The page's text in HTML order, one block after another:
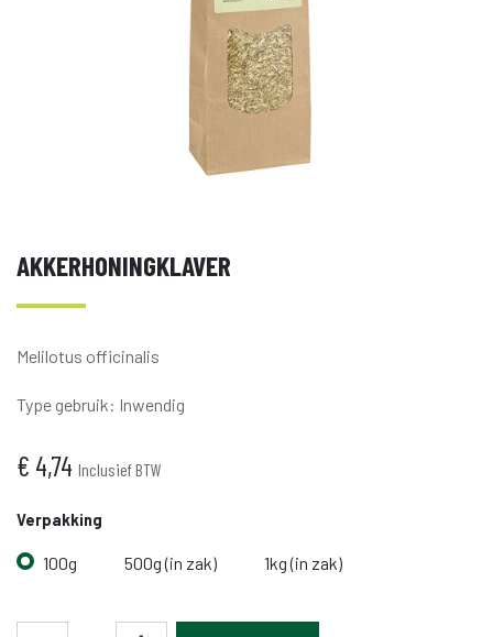
AKKERHONINGKLAVER
Melilotus officinalis
Type gebruik: Inwendig
€ 4,74 Inclusief BTW
Verpakking
100g 500g (in zak) 1kg (in zak)